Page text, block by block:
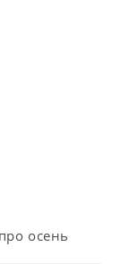
осень